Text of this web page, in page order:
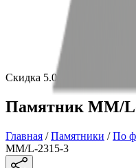
Скидка 5.00% на
Памятник ММ/L-
Главная /Памятники /По
ММ/L-2315-3